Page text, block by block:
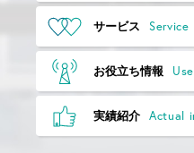
当社がお預かりした個人情
個人情報の任意性について
当社への個人情報の提供は
ただし、個人情報のご提供
せへの対応に支障が出る場
個人情報保護管理者
当社の個人情報の取り扱い
サービス Service
お役立ち情報
実績紹介 Actual